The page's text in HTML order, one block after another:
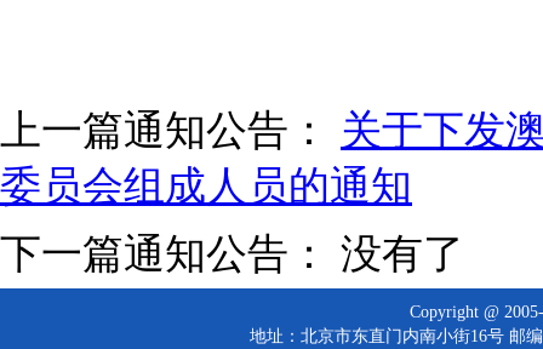
上一篇通知公告： 关于下发
委员会组成人员的通知
下一篇通知公告： 没有了
Copyright @
地址：北京市东直门内南小街16号 邮